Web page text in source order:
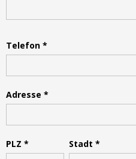
leave
this
empty.
Telefon *
Adresse *
PLZ * Stadt *